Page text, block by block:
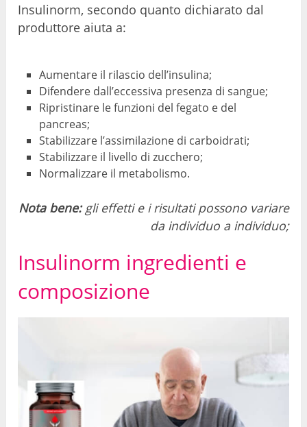
Insulinorm, secondo quanto dichiarato dal
produttore aiuta a:
Aumentare il rilascio dell’insulina;
Difendere dall’eccessiva presenza di sangue;
Ripristinare le funzioni del fegato e del
pancreas;
Stabilizzare l’assimilazione di carboidrati;
Stabilizzare il livello di zucchero;
Normalizzare il metabolismo.
Nota bene:gli effetti e i risultati possono variare
da individuo a individuo;
Insulinorm ingredienti e
composizione